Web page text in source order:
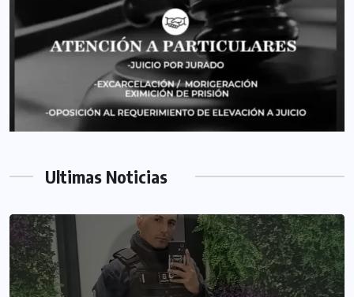
Ultimas Noticias